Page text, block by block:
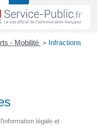
- Mobilité > Infractions
légale et